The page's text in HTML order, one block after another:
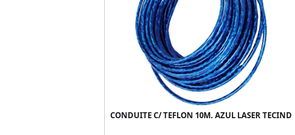
CONDUITE C/ TEFLON 10M. AZUL LASER TECIND